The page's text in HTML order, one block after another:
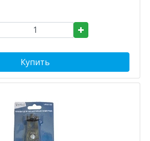
Купить